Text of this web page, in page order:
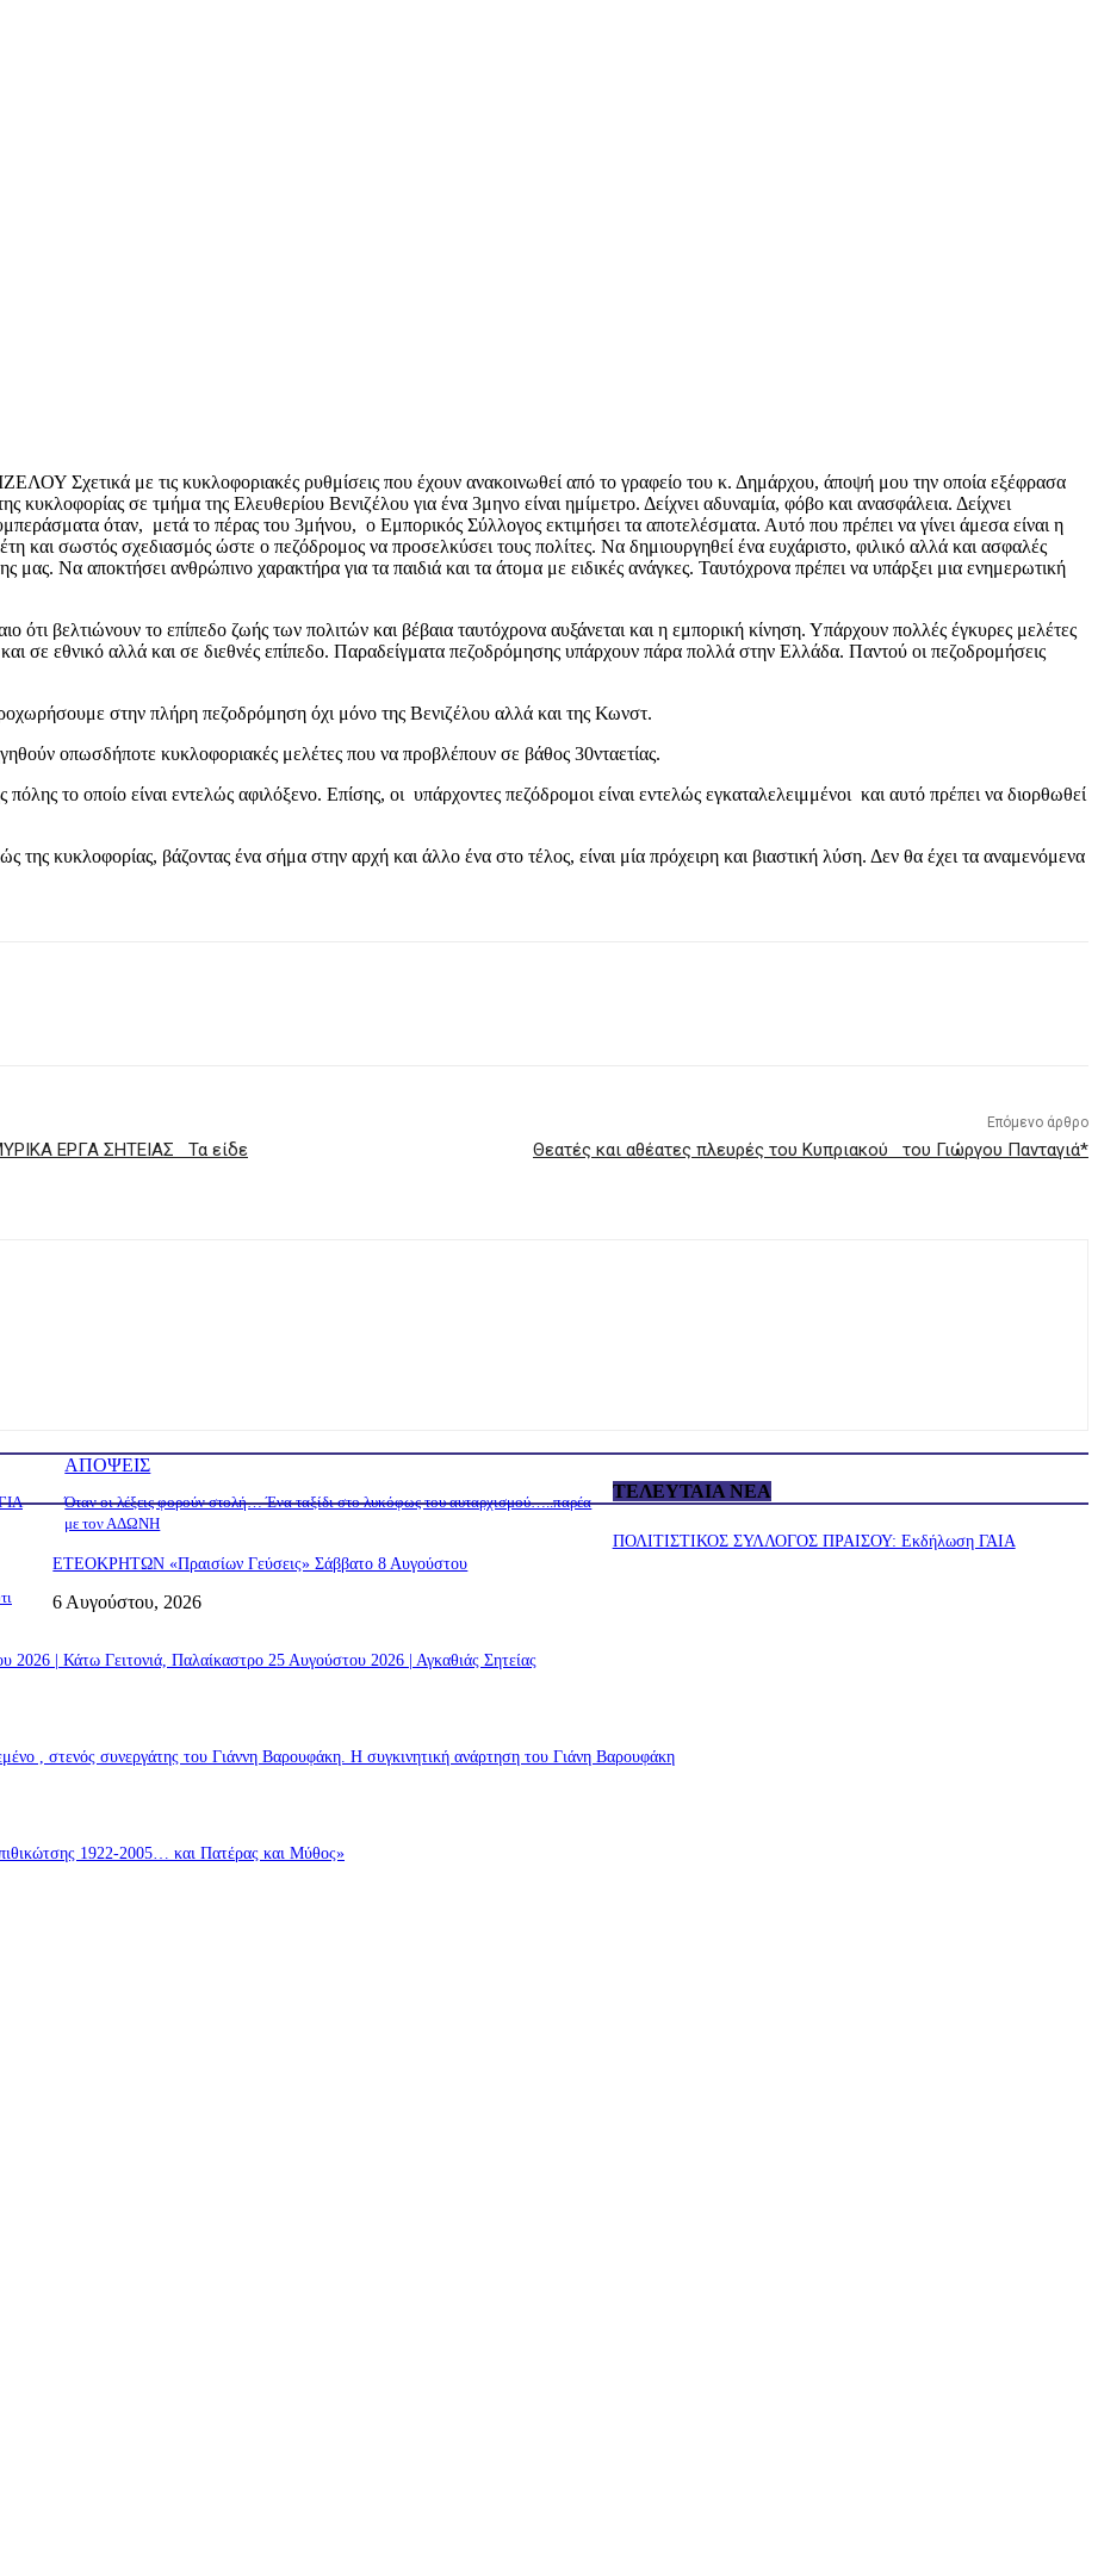
με τις κυκλοφοριακές ρυθμίσεις που έχουν ανακοινωθεί από το γραφείο του κ. Δημάρχου, άποψή μου την οποία εξέφρασα
κυκλοφορίας σε τμήμα της Ελευθερίου Βενιζέλου για ένα 3μηνο είναι ημίμετρο. Δείχνει αδυναμία, φόβο και ανασφάλεια. Δείχνει
όταν, μετά το πέρας του 3μήνου, ο Εμπορικός Σύλλογος εκτιμήσει τα αποτελέσματα. Αυτό που πρέπει να γίνει άμεσα είναι η
και σωστός σχεδιασμός ώστε ο πεζόδρομος να προσελκύσει τους πολίτες. Να δημιουργηθεί ένα ευχάριστο, φιλικό αλλά και ασφαλές
μας. Να αποκτήσει ανθρώπινο χαρακτήρα για τα παιδιά και τα άτομα με ειδικές ανάγκες. Ταυτόχρονα πρέπει να υπάρξει μια ενημερωτική
ότι βελτιώνουν το επίπεδο ζωής των πολιτών και βέβαια ταυτόχρονα αυξάνεται και η εμπορική κίνηση. Υπάρχουν πολλές έγκυρες μελέτες
σε εθνικό αλλά και σε διεθνές επίπεδο. Παραδείγματα πεζοδρόμησης υπάρχουν πάρα πολλά στην Ελλάδα. Παντού οι πεζοδρομήσεις
στην πλήρη πεζοδρόμηση όχι μόνο της Βενιζέλου αλλά και της Κωνστ.
οπωσδήποτε κυκλοφοριακές μελέτες που να προβλέπουν σε βάθος 30νταετίας.
το οποίο είναι εντελώς αφιλόξενο. Επίσης, οι υπάρχοντες πεζόδρομοι είναι εντελώς εγκαταλελειμμένοι και αυτό πρέπει να διορθωθεί
κυκλοφορίας, βάζοντας ένα σήμα στην αρχή και άλλο ένα στο τέλος, είναι μία πρόχειρη και βιαστική λύση. Δεν θα έχει τα αναμενόμενα
ΕΡΓΑ ΣΗΤΕΙΑΣ Τα είδε
Επόμενο άρθρο
Θεατές και αθέατες πλευρές του Κυπριακού του Γιώργου Πανταγιά*
ΑΠΟΨΕΙΣ
Όταν οι λέξεις φορούν στολή… Ένα ταξίδι στο λυκόφως του αυταρχισμού…..παρέα
με τον ΑΔΩΝΗ
ΤΕΛΕΥΤΑΊΑ ΝΈΑ
ΠΟΛΙΤΙΣΤΙΚΟΣ ΣΥΛΛΟΓΟΣ ΠΡΑΙΣΟΥ: Εκδήλωση ΓΑΙΑ
ΕΤΕΟΚΡΗΤΩΝ «Πραισίων Γεύσεις» Σάββατο 8 Αυγούστου
6 Αυγούστου, 2026
| Κάτω Γειτονιά, Παλαίκαστρο 25 Αυγούστου 2026 | Αγκαθιάς Σητείας
, στενός συνεργάτης του Γιάννη Βαρουφάκη. Η συγκινητική ανάρτηση του Γιάνη Βαρουφάκη
1922-2005… και Πατέρας και Μύθος»